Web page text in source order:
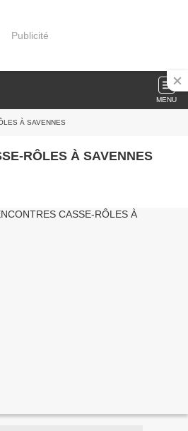
Publicité
MENU
À SAVENNES
RÔLES À SAVENNES